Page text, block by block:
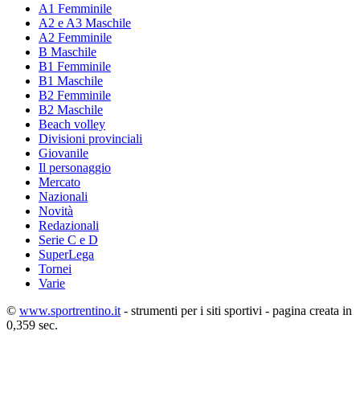
A1 Femminile
A2 e A3 Maschile
A2 Femminile
B Maschile
B1 Femminile
B1 Maschile
B2 Femminile
B2 Maschile
Beach volley
Divisioni provinciali
Giovanile
Il personaggio
Mercato
Nazionali
Novità
Redazionali
Serie C e D
SuperLega
Tornei
Varie
© www.sportrentino.it - strumenti per i siti sportivi - pagina creata in
0,359 sec.